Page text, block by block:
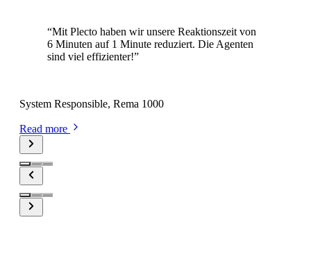
“Mit Plecto haben wir unsere Reaktionszeit von
6 Minuten auf 1 Minute reduziert. Die Agenten
sind viel effizienter!”
System Responsible, Rema 1000
Read more